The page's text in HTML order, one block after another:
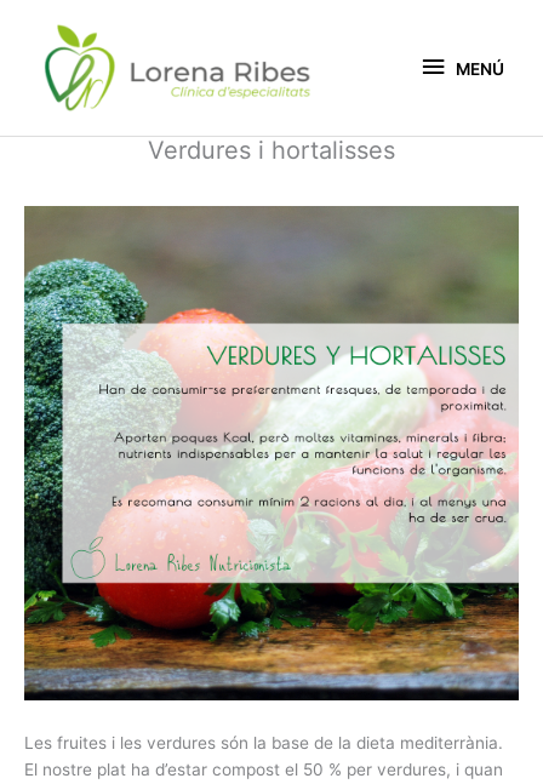
contingut
MENÚ
Verdures i hortalisses
Les fruites i les verdures són la base de la dieta mediterrània.
El nostre plat ha d’estar compost el 50 % per verdures, i quan